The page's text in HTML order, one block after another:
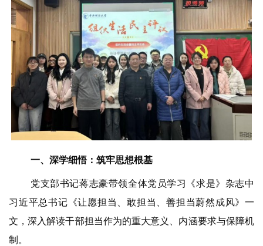
一、 深学细悟： 筑牢思想根基
党支部书记蒋志豪带领全体党员学习《求是》杂志中
习近平总书记《让愿担当、敢担当、善担当蔚然成风》一
文，深入解读干部担当作为的重大意义、内涵要求与保障机
制。